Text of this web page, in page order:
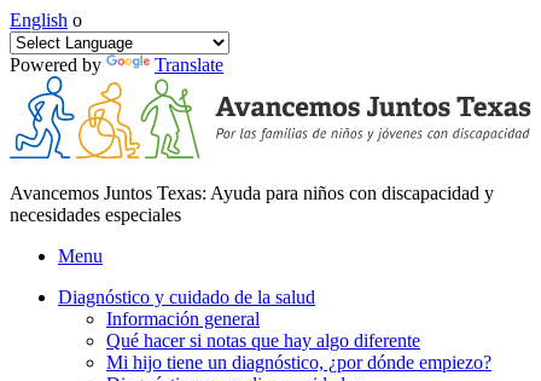
English o
Powered by Translate
Avancemos Juntos Texas: Ayuda para niños con discapacidad y
necesidades especiales
Menu
Diagnóstico y cuidado de la salud
Información general
Qué hacer si notas que hay algo diferente
Mi hijo tiene un diagnóstico, ¿por dónde empiezo?